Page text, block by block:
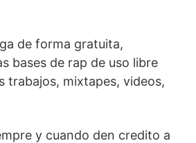
de forma gratuita,
bases de rap de uso libre
trabajos, mixtapes, videos,
y cuando den credito a